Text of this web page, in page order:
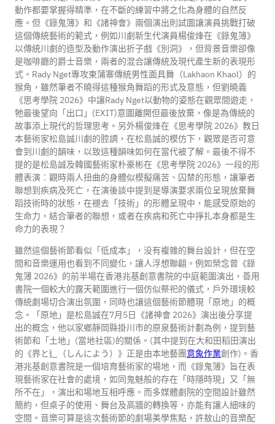
動作都要掌握得精準，在不斷的練習中將之化為身體的自然反
應。但《錄鬼簿》和《諸神會》兩個演出則試圖讓演員挑戰打破
這個傳統藝術的範式，例如川劇新生代演員楊俊烽在《錄鬼簿》
以傳統川劇的造型及動作演出折子戲《別洞》，但背景音樂卻像
是咖啡廳的爵士音樂，兩者的混合讓傳統及現代產生新的表現形
式。Rady Nget專攻柬蒲寨傳統男性面具舞（Lakhaon Khaol）的
猴角，雖然筆者不曉得這種猴角舞蹈的形式及意態，但劉曉義
《思考學院 2026》中讓Rady Nget以動物的姿態在觀眾間遊走，
牠最後望向「出口」(EXIT)意圖離開但最後放棄，像是為傳統的
故事添上現代的哲理思考。另外楊俊烽在《思考學院 2026》教日
本藝術家松島誠川劇的腔調，在松島誠的模仿下，觀眾是否可意
會到川劇的韻味，以致這種韻味如何在當代被了解。最後不得不
提的是松島誠及韓國藝術家朴豪彬在《思考學院 2026》一段的形
體表演︰觀時兩人扭曲的身體似模擬痛苦、囚禁的形態，讓筆者
聯想到疾病及死亡，在演後談中提到是導演要求兩位呈現放棄舞
蹈技術時的狀態，在褪去「技術」的形體呈現中，能感受原始的
生命力，結合筆者的聯想，或者在疾病和死亡中掙扎本身都是生
命力的表現？
雖然這個藝術節看似「低成本」，没有複雜的舞台設計，但在空
間和音樂運用也看到不同變化，讓人浮想聯翩。例如榮念曾《錄
鬼簿 2026》的前半場在香港兆基創意書院的中庭範圍演出，善用
書院一個較大的露天範圍進行一個仿似祭祀的儀式，戶外環境較
傳統劇場切合演出氛圍，同時也讓這個藝術節體現「原地」的概
念。「原地」是松島誠在7月5日《諸神會 2026》演出後分享提
出的概念，他以家鄉靜岡縣掛川市的原泉藝術計劃為例，提到藝
術節和「土地」(當地社區)的關係。(其中提到在大和田稻田演出
的《界と辶（しんによう）》正是由本地藝團意象作業創作)。香
港兆基創意書院是一個培育藝術家的場地，而《錄鬼簿》旨在表
現藝術家在社會的處境，如同鬼魅般的存在「時隱時現」又「無
所不在」，演出和場地互相呼應。而多媒體劇院的空間設計雖然
簡約，但桌子的使用、舞台及高牆的轉換等，亦能有讓人細味的
空間。音樂可算是這次藝術節的劇場美學焦點，許敖山的音樂配